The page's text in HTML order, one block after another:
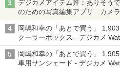
デジカメアイテム丼：ありそう
のための写真編集アプリ カメラ
る「Filmator」
岡嶋和幸の「あとで買う」
クーラーボックス - デジカメ
岡嶋和幸の「あとで買う」
車用サンシェード - デジカメ